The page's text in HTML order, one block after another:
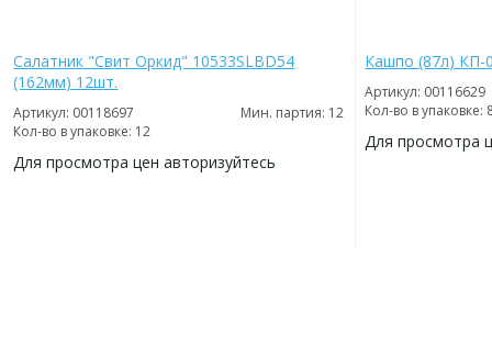
Салатник "Свит Оркид" 10533SLBD54
(162мм) 12шт.
Артикул: 00118697
Мин. партия: 12
Кол-во в упаковке: 12
Для просмотра цен авторизуйтесь
Кашпо (87л) КП-
Артикул: 00116629
Кол-во в упаковке:
Для просмотра